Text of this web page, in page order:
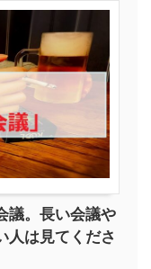
議。長い会議や
人は見てくださ